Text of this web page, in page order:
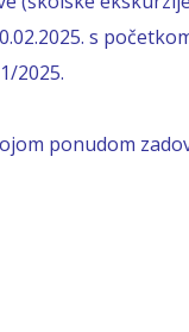
s
2025.
ponudom